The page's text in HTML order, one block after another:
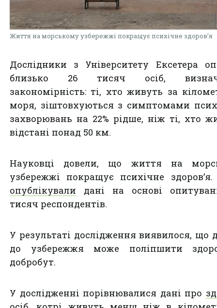
Життя на морському узбережжі покращує психічне здоров’я
Дослідники з Університету Ексетера
близько 26 тисяч осіб,
закономірність: ті, хто живуть за
моря, зіштовхуються з симптомами
захворювань на 22% рідше, ніж ті, хто
відстані понад 50 км.
Науковці довели, що життя на
узбережжі покращує психічне здоров’я.
опублікували дані на основі
тисяч респондентів.
У результаті дослідження виявилося, що
до узбережжя може поліпшити
добробут.
У дослідженні порівнювалися дані про